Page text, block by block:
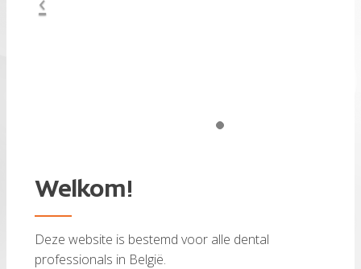
Welkom!
Deze website is bestemd voor alle dental
professionals in België.